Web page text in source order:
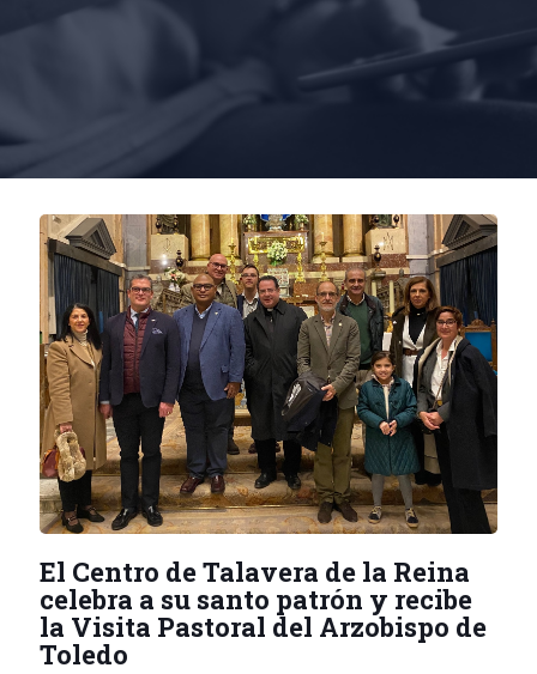
El Centro de Talavera de la Reina
celebra a su santo patrón y recibe
la Visita Pastoral del Arzobispo de
Toledo